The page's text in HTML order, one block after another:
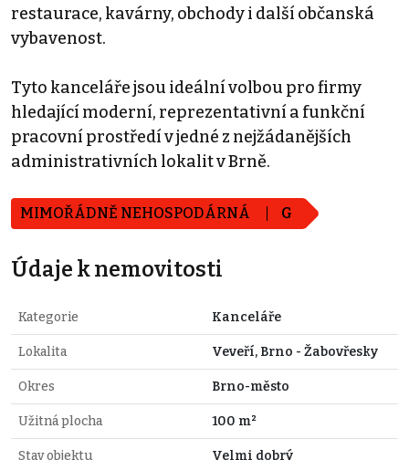
restaurace, kavárny, obchody i další občanská
vybavenost.
Tyto kanceláře jsou ideální volbou pro firmy
hledající moderní, reprezentativní a funkční
pracovní prostředí v jedné z nejžádanějších
administrativních lokalit v Brně.
MIMOŘÁDNĚ NEHOSPODÁRNÁ G
Údaje k nemovitosti
Kategorie Kanceláře
Lokalita Veveří, Brno - Žabovřesky
Okres Brno-město
Užitná plocha 100 m²
Stav objektu Velmi dobrý